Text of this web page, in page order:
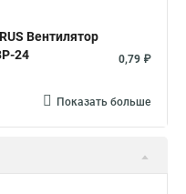
Вентилятор
24
0,79 ₽
Показать больше